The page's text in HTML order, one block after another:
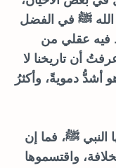
الله ﷺ في الفضل
فيه عقلي من
أن تاريخنا لا
دمويةً، وأكثرُ
النبي ﷺ، فما إن
واقتسموها